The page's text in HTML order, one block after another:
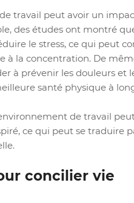
travail peut avoir un
des études ont montré
le stress, ce qui peut
à la concentration. De
à prévenir les douleurs et
santé physique à
de travail
ce qui peut se traduire
concilier vie